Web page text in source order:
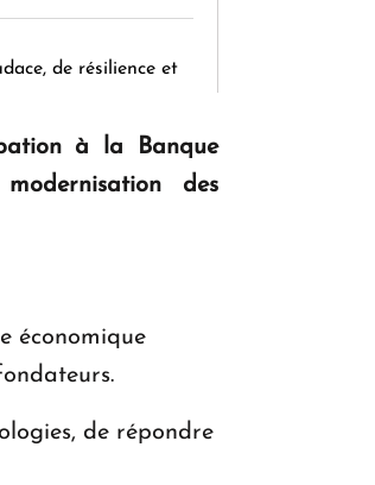
de résilience et
à la Banque
des
économique
de répondre